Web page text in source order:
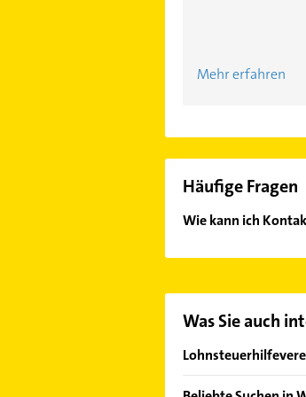
Mehr erfahren
Häufige Fragen
Wie kann ich
Was Sie auch
Lippstadt